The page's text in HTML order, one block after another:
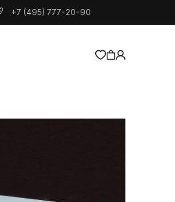
+7 (495) 777-20-90